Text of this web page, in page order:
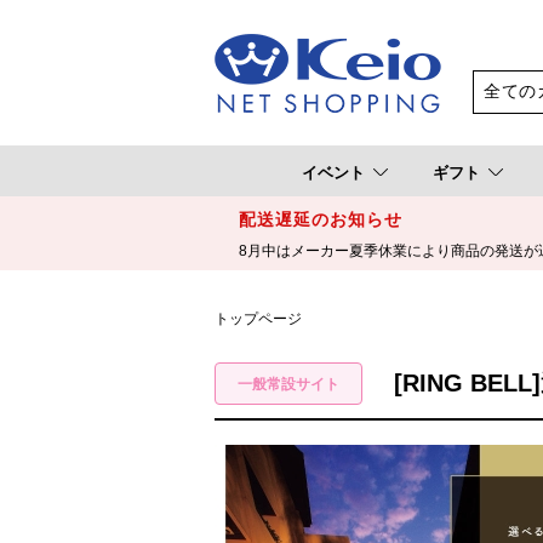
イベント ギフト
配送遅延のお知らせ
8月中はメーカー夏季休業により商品の発送
トップページ
[RING